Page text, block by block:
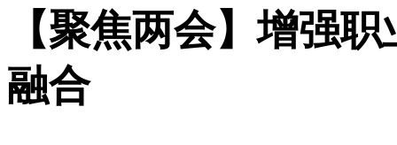
【聚焦两会】增强
融合